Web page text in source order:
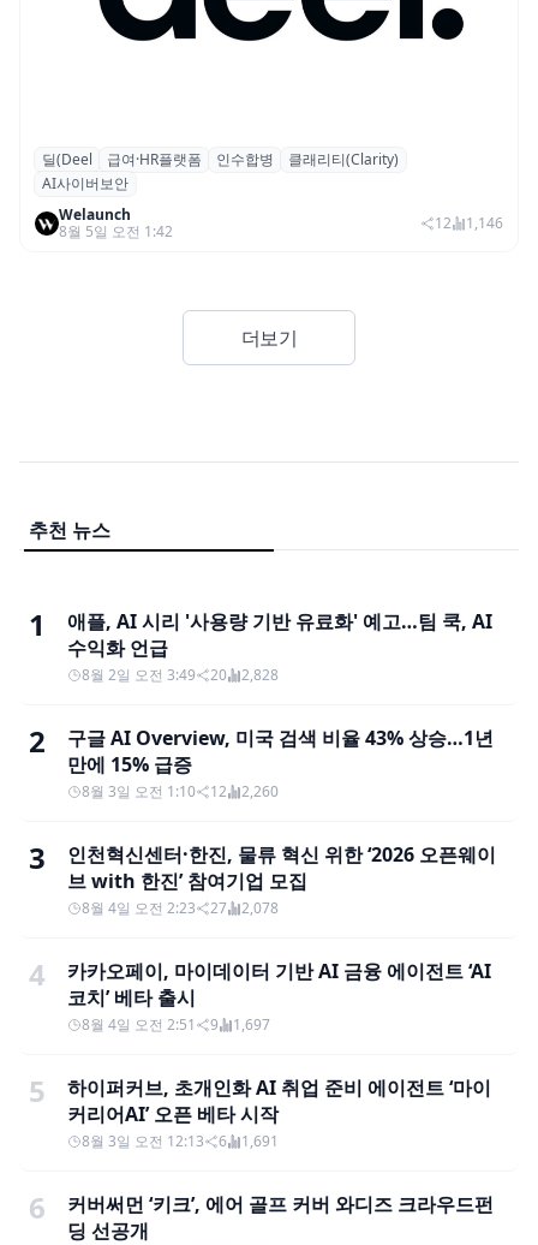
글로벌 HR 플랫폼 딜(Deel), ARR 15억 달러
돌파…AI 보안 역량 강화
딜(Deel 급여·HR플랫폼 인수합병
클래리티(Clarity)
AI사이버보안
Welaunch
8월 5일 오전 1:42
12 1,146
더보기
추천 뉴스
1
애플, AI 시리 '사용량 기반 유료화' 예고…팀 쿡, AI
수익화 언급
8월 2일 오전 3:49 20 2,828
2
구글 AI Overview, 미국 검색 비율 43% 상승…1년
만에 15% 급증
8월 3일 오전 1:10 12 2,260
3
인천혁신센터·한진, 물류 혁신 위한 ‘2026 오픈웨이
브 with 한진’ 참여기업 모집
8월 4일 오전 2:23 27 2,078
4
카카오페이, 마이데이터 기반 AI 금융 에이전트 ‘AI
코치’ 베타 출시
8월 4일 오전 2:51 9 1,697
5
하이퍼커브, 초개인화 AI 취업 준비 에이전트 ‘마이
커리어AI’ 오픈 베타 시작
8월 3일 오전 12:13 6 1,691
6
커버써먼 ‘키크’, 에어 골프 커버 와디즈 크라우드펀
딩 선공개